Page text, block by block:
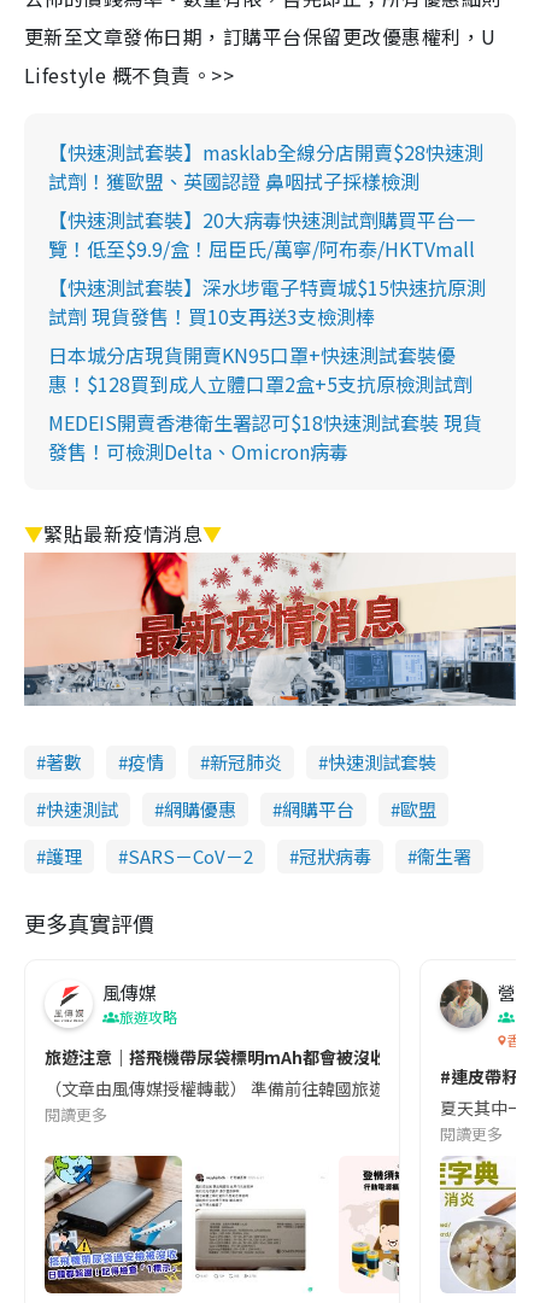
更新至文章發佈日期，訂購平台保留更改優惠權利，U
Lifestyle 概不負責。>>
【快速測試套裝】masklab全線分店開賣$28快速測
試劑！獲歐盟、英國認證 鼻咽拭子採樣檢測
【快速測試套裝】20大病毒快速測試劑購買平台一
覽！低至$9.9/盒！屈臣氏/萬寧/阿布泰/HKTVmall
【快速測試套裝】深水埗電子特賣城$15快速抗原測
試劑 現貨發售！買10支再送3支檢測棒
日本城分店現貨開賣KN95口罩+快速測試套裝優
惠！$128買到成人立體口罩2盒+5支抗原檢測試劑
MEDEIS開賣香港衛生署認可$18快速測試套裝 現貨
發售！可檢測Delta、Omicron病毒
▼緊貼最新疫情消息▼
著數 疫情 新冠肺炎
快速測試套裝
快速測試
網購優惠 網購平台
歐盟
護理
SARS－CoV－2 冠狀病毒 衞生署
更多真實評價
風傳媒
旅遊攻略
旅遊注意｜搭飛機帶尿袋標明mAh都會被沒收😱出發前切記檢查
（文章由風傳媒授權轉載） 準備前往韓國旅遊的民眾，近期要
閱讀更多
營養
香港
#連皮帶籽
夏天其中一
閱讀更多